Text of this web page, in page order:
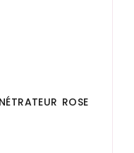
ROSE